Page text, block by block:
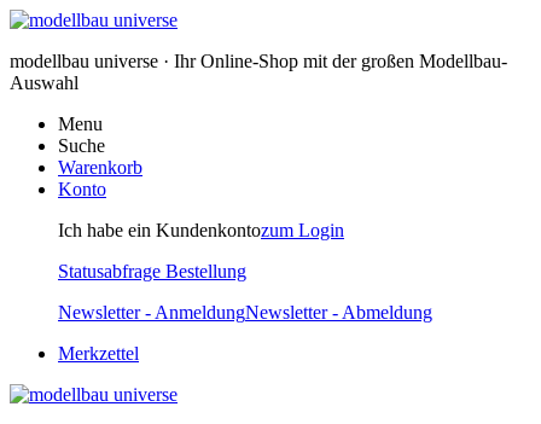
modellbau universe · Ihr Online-Shop mit der großen Modellbau-
Auswahl
Menu
Suche
Warenkorb
Konto
Ich habe ein Kundenkontozum Login
Statusabfrage Bestellung
Newsletter - AnmeldungNewsletter - Abmeldung
Merkzettel